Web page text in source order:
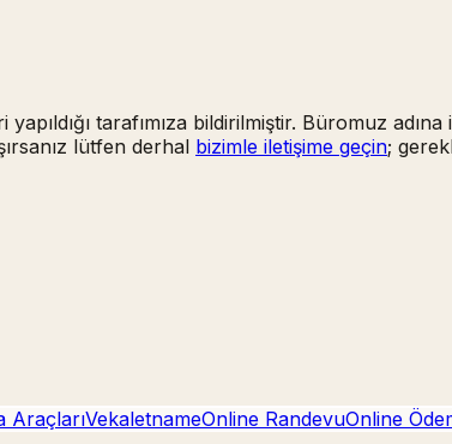
yapıldığı tarafımıza bildirilmiştir. Büromuz
lütfen derhal bizimle iletişime geçin;
AraçlarıVekaletnameOnline RandevuOnline